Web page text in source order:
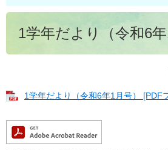
文
1学年だより（令和6年
1学年だより（令和6年1月号） [PDF